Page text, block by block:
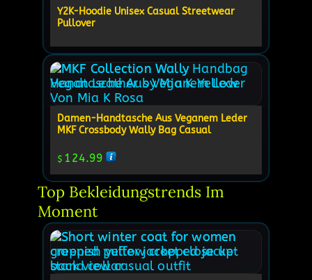
Y2K-Hoodie Unisex Casual Streetwear
Pullover
Damen-Handtasche Aus Veganem Leder
MKF Crossbody Wally Bag Casual
$ 124.99
Top Bekleidungstrends Im
Moment